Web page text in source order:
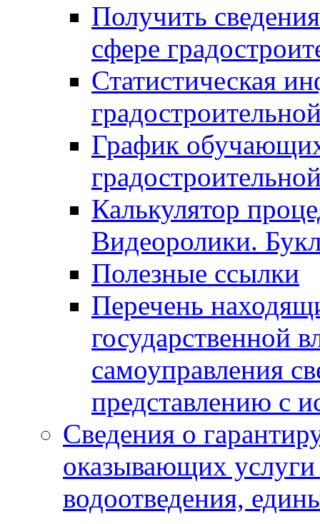
Получить
сфере
Статистическая
График
Калькулятор
Видеоролики.
Полезные ссылки
Перечень
государственной
самоуправления
представлению с
Сведения о
оказывающих
водоотведения,